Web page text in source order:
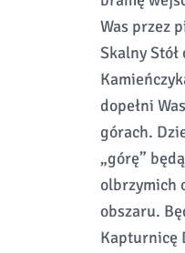
Was przez
Skalny
dopełni
górach.
„górę”
olbrzymich
obszaru.
Kapturnicę